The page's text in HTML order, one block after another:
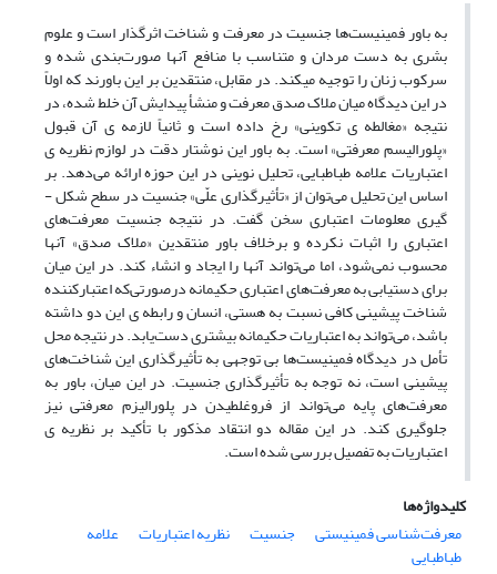
به باور فمینیست‌ها جنسیت در معرفت و شناخت اثرگذار است و علوم
بشری به دست مردان و متناسب با منافع آنها صورت‌بندی شده و
سرکوب زنان را توجیه می­کند. در مقابل، منتقدین بر این باورند که اولاً
در این دیدگاه میان ملاک صدق معرفت و منشأ پیدایش آن خلط شده، در
نتیجه «مغالطه ­ی تکوینی» رخ داده است و ثانیاً لازمه­ ی آن قبول
«پلورالیسم معرفتی» است. به باور این نوشتار دقت در لوازم نظریه­ ی
اعتباریات علامه طباطبایی، تحلیل نوینی در این حوزه ارائه می‌دهد. بر
اساس این تحلیل می‌توان از «تأثیرگذاری علّی» جنسیت در سطح شکل ­
گیری معلومات اعتباری سخن گفت. در نتیجه جنسیت معرفت‌های
اعتباری را اثبات نکرده و برخلاف باور منتقدین «ملاک صدق» آنها
محسوب نمی‌شود، اما می‌تواند آنها را ایجاد و انشاء کند. در این میان
برای دستیابی به معرفت‌های اعتباری حکیمانه درصورتی‌که اعتبارکننده
شناخت پیشینی کافی نسبت به هستی، انسان و رابطه ­ی این دو داشته
باشد، می‌تواند به اعتباریات حکیمانه بیشتری دست‌یابد. در نتیجه محل
تأمل در دیدگاه فمینیست‌ها بی ­توجهی به تأثیرگذاری این شناخت‌های
پیشینی است، نه توجه به تأثیرگذاری جنسیت. در این میان، باور به
معرفت‌های پایه می‌تواند از فروغلطیدن در پلورالیزم معرفتی نیز
جلوگیری کند. در این مقاله دو انتقاد مذکور با تأکید بر نظریه ­ی
اعتباریات به تفصیل بررسی شده است.
کلیدواژه‌ها
معرفت‌شناسی فمینیستی
جنسیت نظریه اعتباریات علامه
طباطبایی